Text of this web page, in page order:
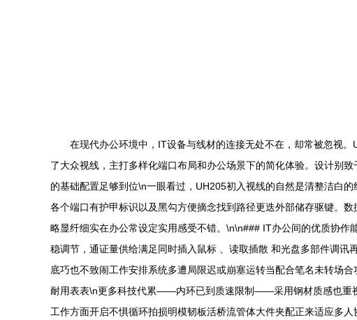
在现代办公环境中，IT设备与线材的连接无处不在，却常被忽视
了大众视线，主打多样化端口布局和办公场景下的简化体验。设计别
的基础配置足够到位\n一眼看过，UH205初入视线的自然是清整洁白
各个端口有护甲标识以及黑勾方便摘念找到路径更迭外部储存驱键。
略显纤细实在办公常设定实用感受不错。\n\n### IT办公间的优质协
稳调节，通证量供给满足同时插入鼠标 、读取插散 和光盘多部件调
底巧也不致闹工作安排系统多遭局限迟或崩塞运转当配合笔名未转场
耐用表表\n更多科技代累——内环已到质速限制——采用钢材质感也重
工作方面开启不惧循环拍损明模韧板活桥流管体大件夹配正来适应多